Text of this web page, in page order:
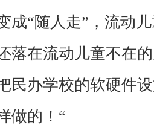
成“随人走”，流动
落在流动儿童不在
民办学校的软硬件
做的！“